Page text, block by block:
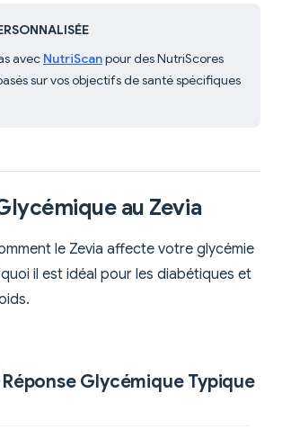
avec NutriScanpour des NutriScores
sur vos objectifs de santé spécifiques
au Zevia
le Zevia affecte votre glycémie
il est idéal pour les diabétiques et
Glycémique Typique